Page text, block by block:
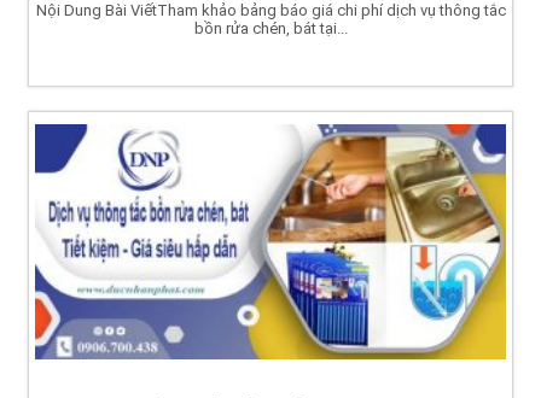
Nội Dung Bài ViếtTham khảo bảng báo giá chi phí dịch vụ thông tắc
bồn rửa chén, bát tại...